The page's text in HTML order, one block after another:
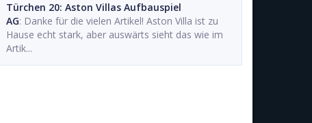
Türchen 20: Aston Villas Aufbauspiel
AG: Danke für die vielen Artikel! Aston Villa ist zu
Hause echt stark, aber auswärts sieht das wie im
Artik...